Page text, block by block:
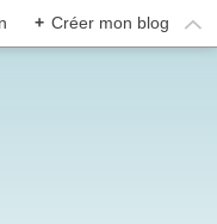
+ Créer mon blog